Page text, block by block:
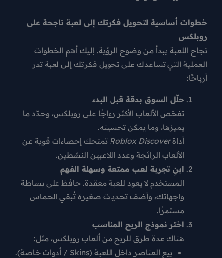
خطوات أساسية لتحويل فكرتك إلى لعبة ناجحة على
روبلكس
نجاح اللعبة يبدأ من وضوح الرؤية. إليك أهم الخطوات
العملية التي تساعدك على تحويل فكرتك إلى لعبة تدر
أرباحًا:
حلّل السوق بدقة قبل البدء
تفحّص الألعاب الأكثر رواجًا على روبلكس، وحدّد ما
يميزها، وما يمكن تحسينه.
أداةRoblox Discover تمنحك إحصاءات قوية عن
الألعاب الرائجة وعدد اللاعبين النشطين.
ابنِ تجربة لعب ممتعة وسهلة الفهم
المستخدم لا يعود للعبة معقدة. حافظ على بساطة
واجهاتك، وأضف تحديات صغيرة تُبقي الحماس
مستمرًا.
اختر نموذج الربح المناسب
هناك عدة طرق للربح من ألعاب روبلكس، مثل:
بيع العناصر داخل اللعبة (Skins / أدوات خاصة).